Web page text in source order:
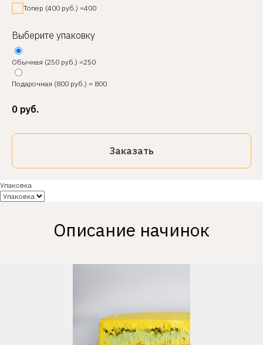
Топер (400 руб.) =400
Выберите упаковку
Обычная (250 руб.) =250
Подарочная (800 руб.) = 800
0 руб.
Заказать
Упаковка
Описание начинок